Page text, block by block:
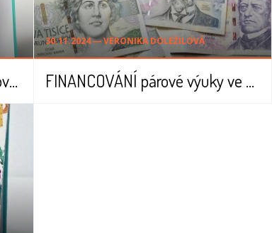
HARMONOGRAM přípravy párové výuky pro budoucí čtvrťáčky - školní rok 2025/2026
30.11.2024 ― VERONIKA DOLEŽILOVÁ
FINANCOVÁNÍ párové výuky ve 3. ročníku školního roku 2024/2025